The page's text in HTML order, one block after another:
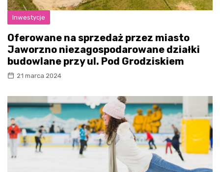
Inwestycje
Oferowane na sprzedaż przez miasto
Jaworzno niezagospodarowane działki
budowlane przy ul. Pod Grodziskiem
21 marca 2024